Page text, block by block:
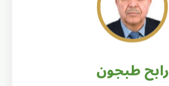
رابح طبجون